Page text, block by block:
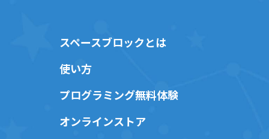
スペースブロックとは
使い方
プログラミング無料体験
オンラインストア